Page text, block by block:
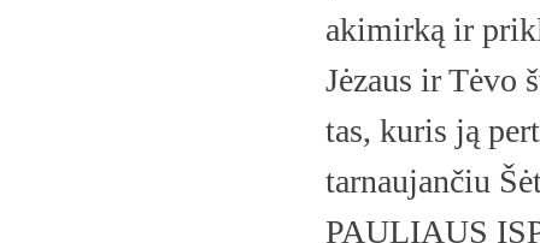
akimirką ir
Jėzaus ir Tėvo
tas, kuris ją
tarnaujančiu
PAULIAUS